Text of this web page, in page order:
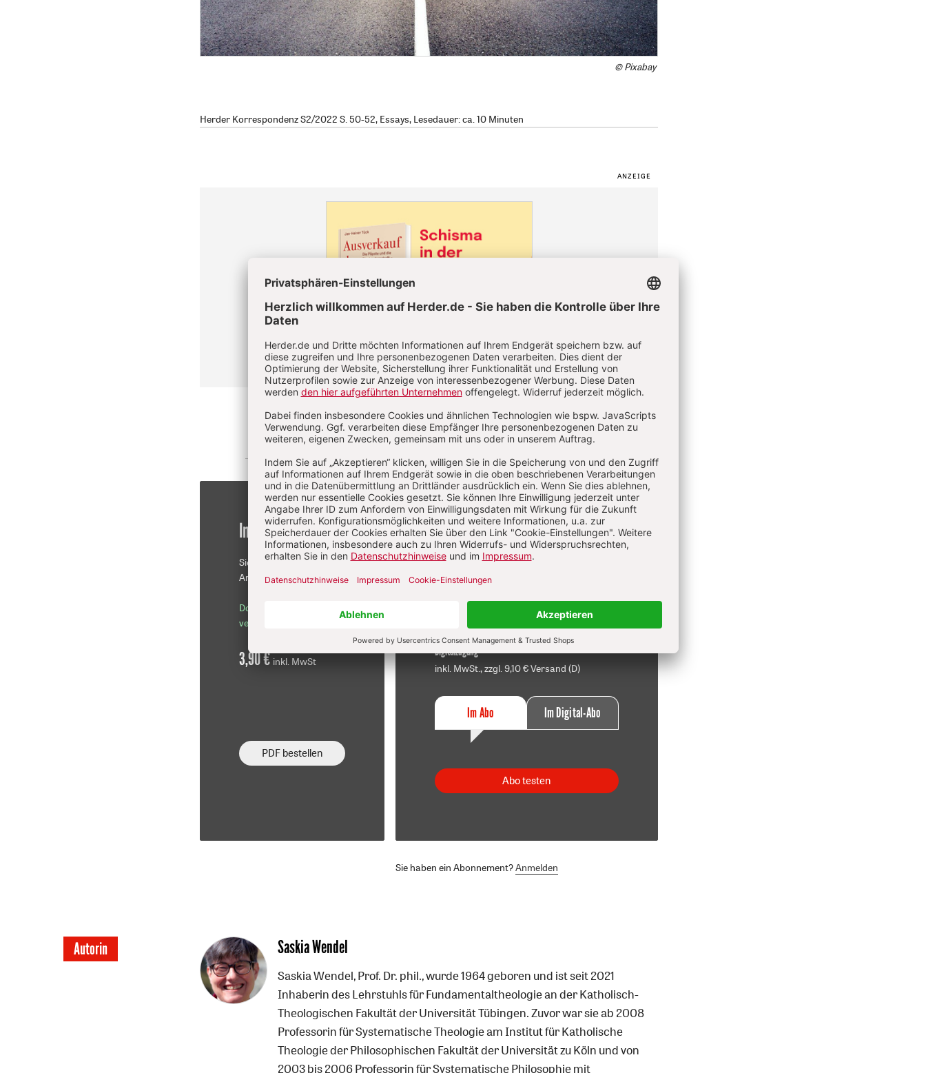
© Pixabay
Herder Korrespondenz S2/2022 S. 50-52, Essays, Lesedauer: ca. 10 Minuten
Diesen Artikel jetzt lesen!
Im Einzelkauf
Sie erhalten diesen
Artikel als PDF-Datei.
Download sofort
verfügbar
3,90 €inkl. MwSt
PDF bestellen
Im Abo
Ihr Plus: Zugriff auch auf alle anderen
Artikel im Abo-Bereich
2 Hefte + 2 Hefte digital 0,00 €
danach120,40 € für 7 Ausgaben pro Halbjahr +
Digitalzugang
inkl. MwSt., zzgl. 9,10 € Versand (D)
Im Abo Im Digital-Abo
Abo testen
Sie haben ein Abonnement?Anmelden
Überschrift
Autorin Saskia Wendel
Saskia Wendel, Prof. Dr. phil., wurde 1964 geboren und ist seit 2021
Inhaberin des Lehrstuhls für Fundamentaltheologie an der Katholisch-
Theologischen Fakultät der Universität Tübingen. Zuvor war sie ab 2008
Professorin für Systematische Theologie am Institut für Katholische
Theologie der Philosophischen Fakultät der Universität zu Köln und von
2003 bis 2006 Professorin für Systematische Philosophie mit